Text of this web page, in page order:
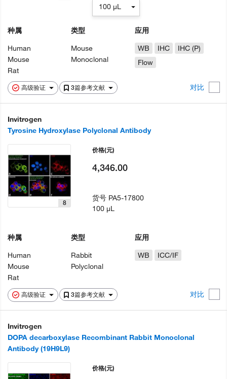
高级验证 3篇参考文献 对比
种属
Human
Mouse
Rat
类型
Mouse
Monoclonal
应用
WB
IHC
IHC (P)
Flow
100 µL
Invitrogen
Tyrosine Hydroxylase Polyclonal Antibody
高级验证 3篇参考文献 对比
8
种属
Human
Mouse
Rat
类型
Rabbit
Polyclonal
应用
WB
ICC/IF
价格(元)
4,346.00
货号 PA5-17800
100 µL
Invitrogen
DOPA decarboxylase Recombinant Rabbit Monoclonal
Antibody (19H9L9)
价格(元)